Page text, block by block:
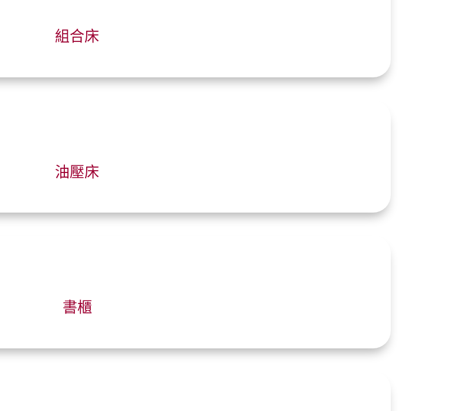
組合床
油壓床
書櫃